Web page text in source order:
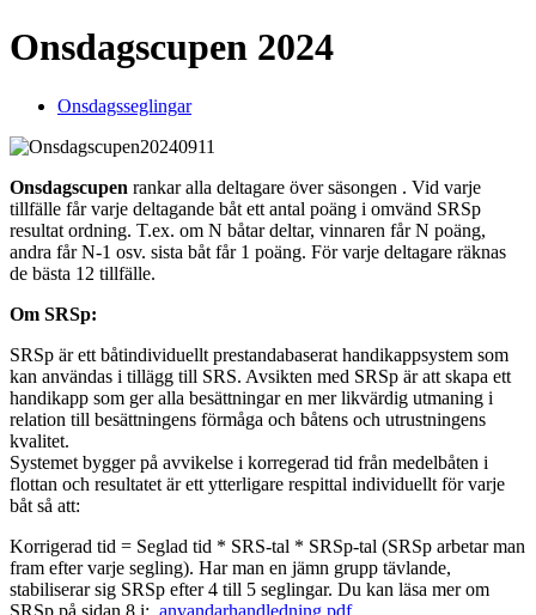
Onsdagscupen 2024
Onsdagsseglingar
Onsdagscupen rankar alla deltagare över säsongen . Vid varje
tillfälle får varje deltagande båt ett antal poäng i omvänd SRSp
resultat ordning. T.ex. om N båtar deltar, vinnaren får N poäng,
andra får N-1 osv. sista båt får 1 poäng. För varje deltagare räknas
de bästa 12 tillfälle.
Om SRSp:
SRSp är ett båtindividuellt prestandabaserat handikappsystem som
kan användas i tillägg till SRS. Avsikten med SRSp är att skapa ett
handikapp som ger alla besättningar en mer likvärdig utmaning i
relation till besättningens förmåga och båtens och utrustningens
kvalitet.
Systemet bygger på avvikelse i korregerad tid från medelbåten i
flottan och resultatet är ett ytterligare respittal individuellt för varje
båt så att:
Korrigerad tid = Seglad tid * SRS-tal * SRSp-tal (SRSp arbetar man
fram efter varje segling). Har man en jämn grupp tävlande,
stabiliserar sig SRSp efter 4 till 5 seglingar. Du kan läsa mer om
SRSp på sidan 8 i: anvandarhandledning.pdf